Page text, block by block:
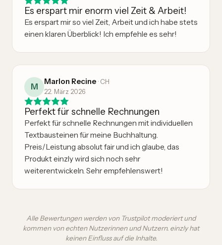
Es erspart mir enorm viel Zeit & Arbeit!
Es erspart mir so viel Zeit, Arbeit und ich habe stets
einen klaren Überblick! Ich empfehle es sehr!
M
Marlon Recine · CH
22. März 2026
Perfekt für schnelle Rechnungen
Perfekt für schnelle Rechnungen mit individuellen
Textbausteinen für meine Buchhaltung.
Preis/Leistung absolut fair und ich glaube, das
Produkt einzly wird sich noch sehr
weiterentwickeln. Sehr empfehlenswert!
Alle Bewertungen werden von Trustpilot moderiert und
kommen von echten Nutzerinnen und Nutzern. einzly hat
keinen Einfluss auf die Inhalte.